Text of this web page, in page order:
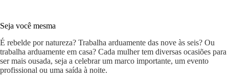
Seja você mesma
É rebelde por natureza? Trabalha arduamente das nove às seis? Ou
trabalha arduamente em casa? Cada mulher tem diversas ocasiões para
ser mais ousada, seja a celebrar um marco importante, um evento
profissional ou uma saída à noite.